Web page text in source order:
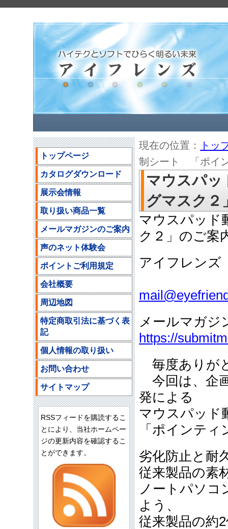
現在の位置：
トッ
制シート 「ポイ
マウスパ
グマスク２
マウスパッ
ク２」のご案
アイフレン
メールマガジ
https://
毎度ありが
今回は、企
発による
マウスパッド
「ポインテ
劣化防止と耐
従来製品の素
ノートパソコ
よう、
従来製品の約
トップページ
カタログダウンロード
展示会情報
取り扱い商品一覧
メールマガジンのご案内
声のネット体験会
ポイントご利用規定
会社概要
周辺地図
特定商取引法に基づく表
記
個人情報の取り扱い
お問い合わせ
サイトマップ
RSSフィードを購読するこ
とにより、当社ホームペー
ジの更新内容を確認するこ
とができます。